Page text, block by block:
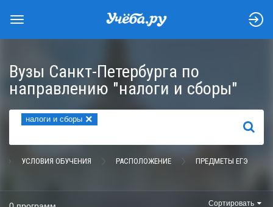
Вузы Санкт-Петербурга по
направлению "налоги и сборы"
налоги и сборы ×
НАЙТИ
УСЛОВИЯ ОБУЧЕНИЯ РАСПОЛОЖЕНИЕ ПРЕДМЕТЫ ЕГЭ
Сортировать